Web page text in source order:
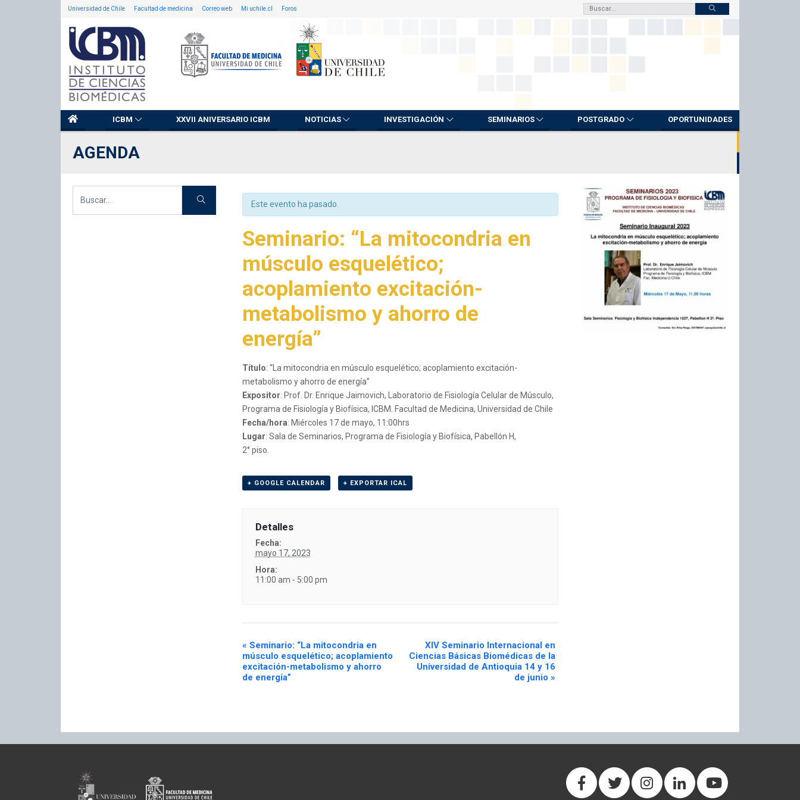
Universidad de Chile Facultad de medicina Correo web Mi uchile.cl Foros
ICBM XXVII ANIVERSARIO ICBM NOTICIAS INVESTIGACIÓN SEMINARIOS POSTGRADO OPORTUNIDADES
AGENDA
Este evento ha pasado.
Seminario: “La mitocondria en
músculo esquelético;
acoplamiento excitación-
metabolismo y ahorro de
energía”
Título: “La mitocondria en músculo esquelético; acoplamiento excitación-
metabolismo y ahorro de energía”
Expositor: Prof. Dr. Enrique Jaimovich, Laboratorio de Fisiología Celular de Músculo,
Programa de Fisiología y Biofísica, ICBM. Facultad de Medicina, Universidad de Chile
Fecha/hora: Miércoles 17 de mayo, 11:00hrs
Lugar: Sala de Seminarios, Programa de Fisiología y Biofísica, Pabellón H,
2° piso.
+ GOOGLE CALENDAR + EXPORTAR ICAL
Detalles
Fecha:
mayo 17, 2023
Hora:
11:00 am - 5:00 pm
« Seminario: “La mitocondria en
músculo esquelético; acoplamiento
excitación-metabolismo y ahorro
de energía”
XIV Seminario Internacional en
Ciencias Básicas Biomédicas de la
Universidad de Antioquia 14 y 16
de junio »